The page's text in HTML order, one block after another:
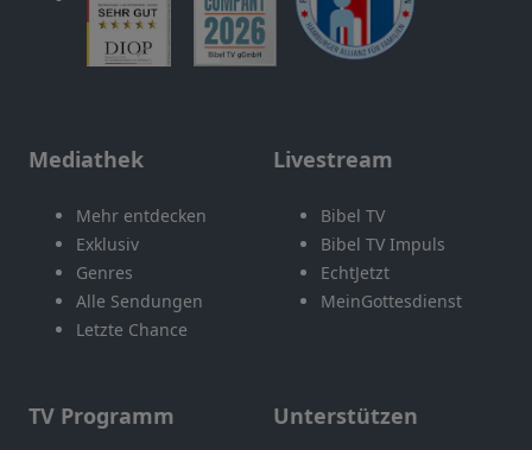
Mediathek
Mehr entdecken
Exklusiv
Genres
Alle Sendungen
Letzte Chance
Livestream
Bibel TV
Bibel TV Impuls
EchtJetzt
MeinGottesdienst
TV Programm Unterstützen